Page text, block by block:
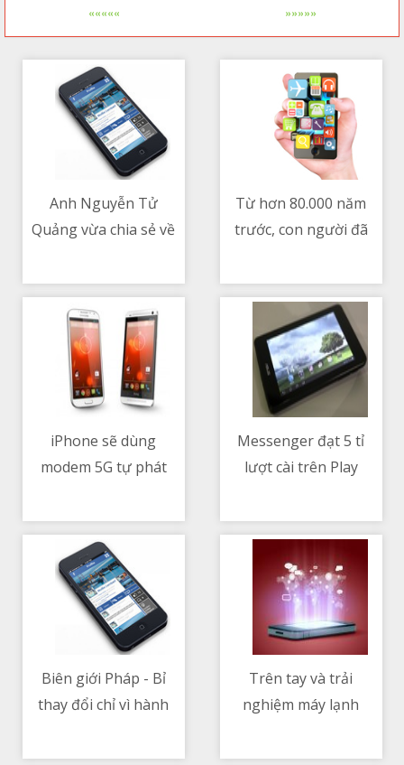
««««« »»»»»
Anh Nguyễn Tử
Quảng vừa chia sẻ về
điện thoại đi động.
Từ hơn 80.000 năm
trước, con người đã
iPhone sẽ dùng
modem 5G tự phát
2023
Messenger đạt 5 tỉ
lượt cài trên Play
không phải của
Google đạt được cột
mốc này
Biên giới Pháp - Bỉ
thay đổi chỉ vì hành
dân
Trên tay và trải
nghiệm máy lạnh
khuẩn, lọc khí, cân